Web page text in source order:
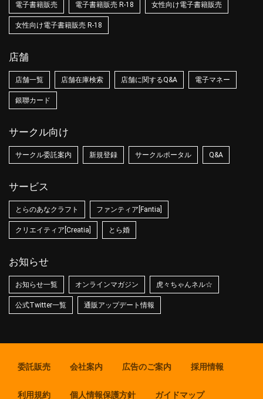
電子書籍販売 電子書籍販売 R-18 女性向け電子書籍販売
女性向け電子書籍販売 R-18
店舗
店舗一覧 店舗在庫検索 店舗に関するQ&A 電子マネー
銀聯カード
サークル向け
サークル委託案内 新規登録 サークルポータル Q&A
サービス
とらのあなクラフト ファンティア[Fantia]
クリエイティア[Creatia] とら婚
お知らせ
お知らせ一覧 オンラインマガジン 虎々ちゃんネル☆
公式Twitter一覧 通販アップデート情報
委託販売 会社案内 広告のご案内 採用情報
利用規約 個人情報保護方針 ガイドマップ